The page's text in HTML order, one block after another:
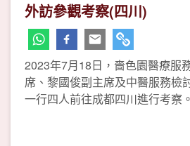
外訪參觀考察(四川)
2023年7月18日，嗇色園醫療服
席、黎國俊副主席及中醫服務檢
一行四人前往成都四川進行考察。